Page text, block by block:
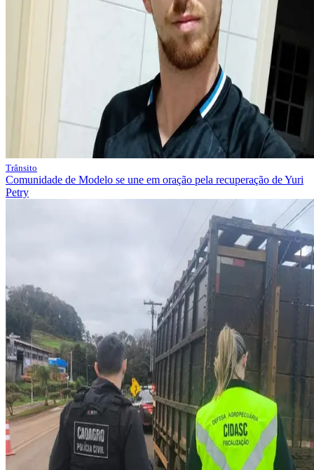
Trânsito
Comunidade de Modelo se une em oração pela recuperação de Yuri
Petry